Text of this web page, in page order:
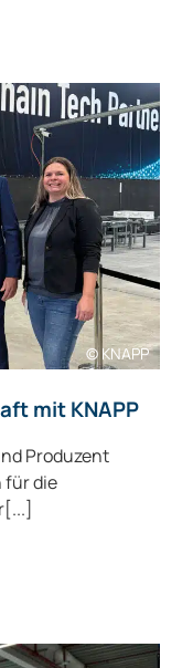
© KNAPP
mit KNAPP
Produzent
für die